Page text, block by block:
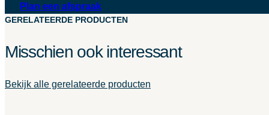
Plan een afspraak
GERELATEERDE PRODUCTEN
Misschien ook interessant
Bekijk alle gerelateerde producten